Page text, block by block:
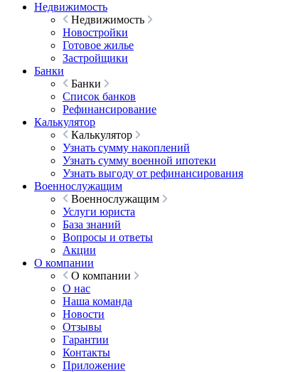
Недвижимость
Недвижимость
Новостройки
Готовое жилье
Застройщики
Банки
Банки
Список банков
Рефинансирование
Калькулятор
Калькулятор
Узнать сумму накоплений
Узнать сумму военной ипотеки
Узнать выгоду от рефинансирования
Военнослужащим
Военнослужащим
Услуги юриста
База знаний
Вопросы и ответы
Акции
О компании
О компании
О нас
Наша команда
Новости
Отзывы
Гарантии
Контакты
Приложение